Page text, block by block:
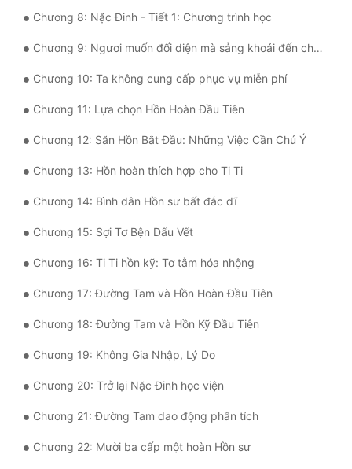
Tu Chân
Tu Tiên
Tội Phạm
Vô Địch
Võ Hiệp
Võng Du
Xuyên Không
Xuyên Nhanh
Xuyên Sách
Xuyên Thư
Điền Văn
Đông Phương
Đông Phương Huyền Huyễn
Chương 8: Nặc Đinh - Tiết 1: Chương trình học
Chương 9: Ngươi muốn đối diện mà sảng khoái đến chết à?
Chương 10: Ta không cung cấp phục vụ miễn phí
Chương 11: Lựa chọn Hồn Hoàn Đầu Tiên
Chương 12: Săn Hồn Bắt Đầu: Những Việc Cần Chú Ý
Chương 13: Hồn hoàn thích hợp cho Ti Ti
Chương 14: Bình dân Hồn sư bất đắc dĩ
Chương 15: Sợi Tơ Bện Dấu Vết
Chương 16: Ti Ti hồn kỹ: Tơ tằm hóa nhộng
Chương 17: Đường Tam và Hồn Hoàn Đầu Tiên
Chương 18: Đường Tam và Hồn Kỹ Đầu Tiên
Chương 19: Không Gia Nhập, Lý Do
Chương 20: Trở lại Nặc Đinh học viện
Chương 21: Đường Tam dao động phân tích
Chương 22: Mười ba cấp một hoàn Hồn sư